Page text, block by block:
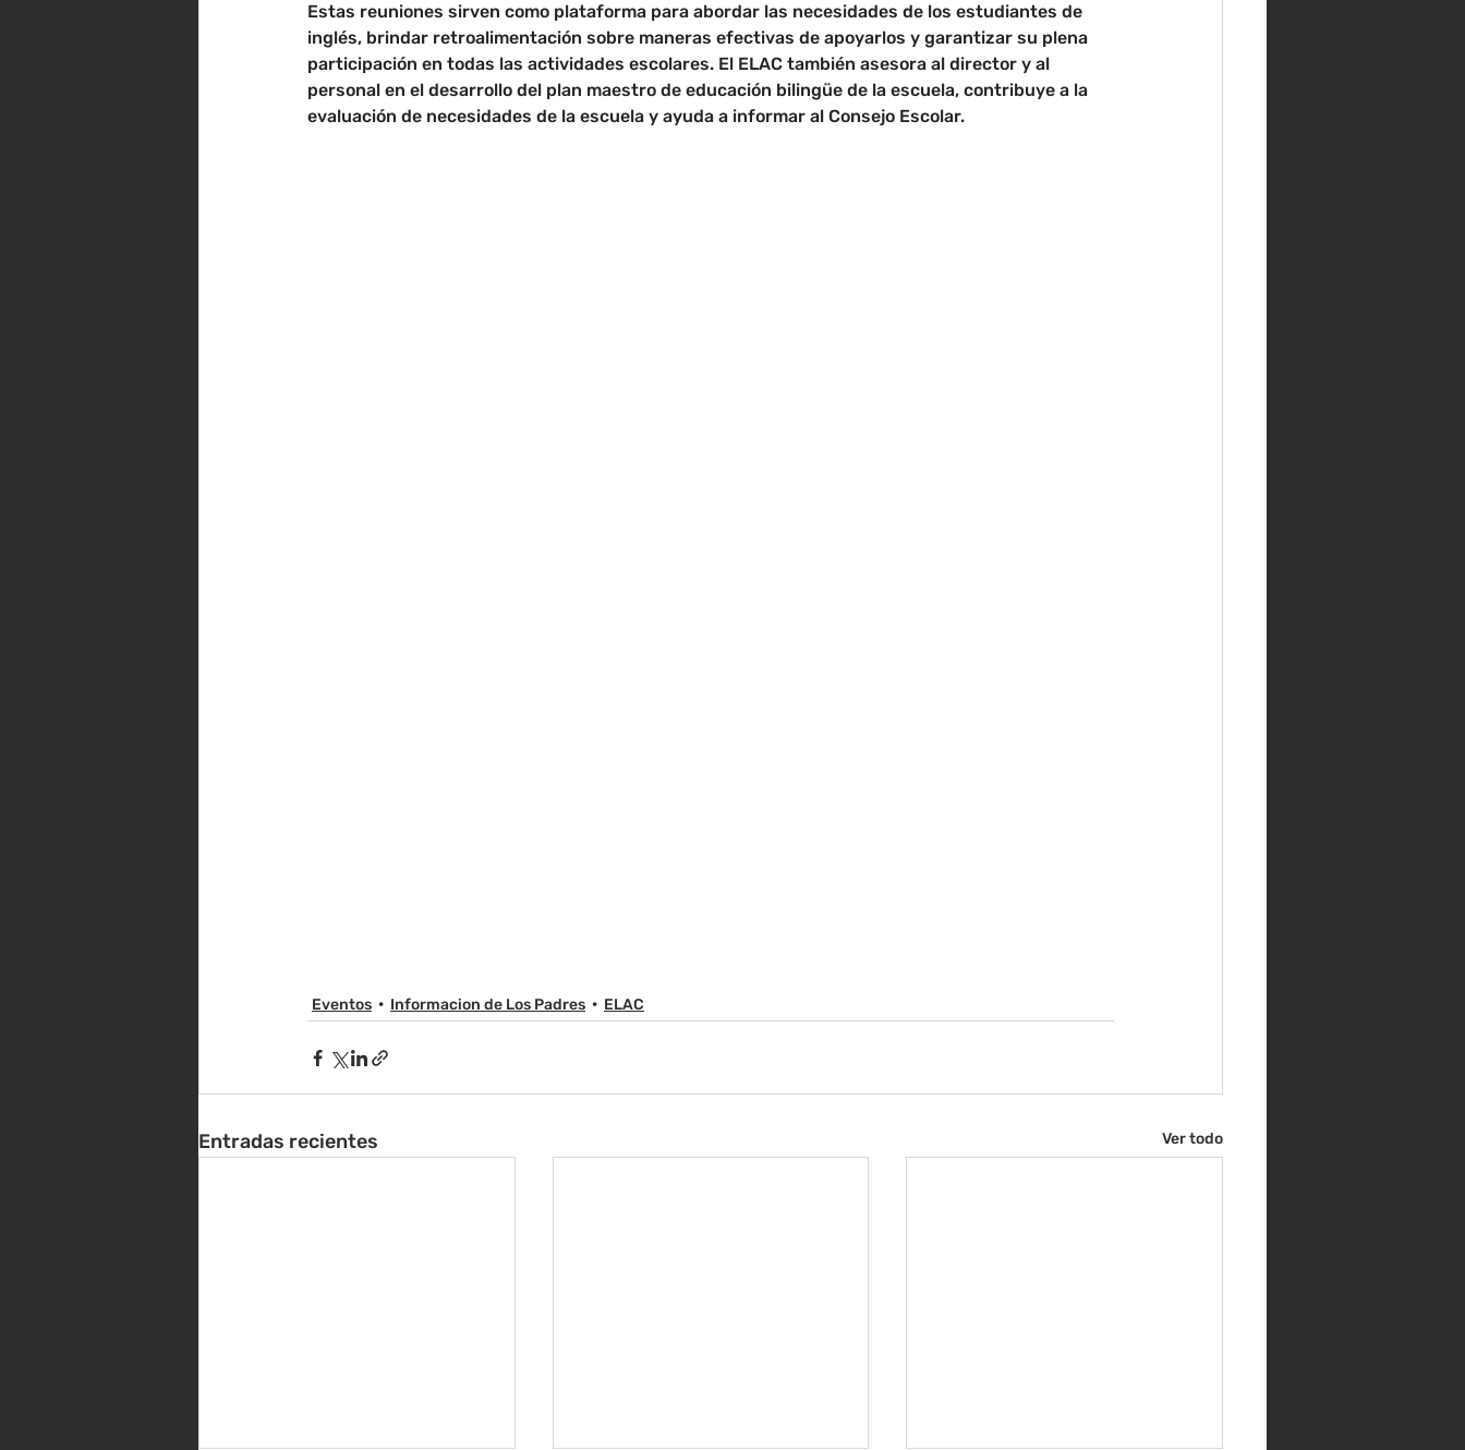
Estas reuniones sirven como plataforma para abordar las necesidades de los estudiantes de
inglés, brindar retroalimentación sobre maneras efectivas de apoyarlos y garantizar su plena
participación en todas las actividades escolares. El ELAC también asesora al director y al
personal en el desarrollo del plan maestro de educación bilingüe de la escuela, contribuye a la
evaluación de necesidades de la escuela y ayuda a informar al Consejo Escolar.
Eventos Informacion de Los Padres ELAC
Entradas recientes Ver todo